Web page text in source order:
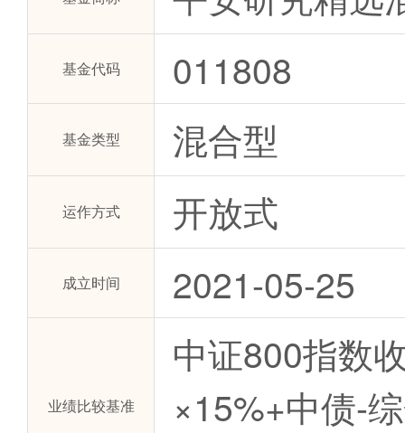
基金代码 011808
基金类型 混合型
运作方式 开放式
成立时间 2021-05-25
业绩比较基准
中证800指数
×15%+中债-